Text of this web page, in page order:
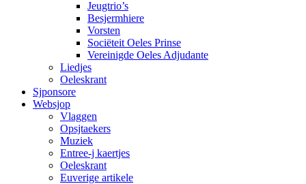
Jeugtrio’s
Besjermhiere
Vorsten
Sociëteit Oeles Prinse
Vereinigde Oeles Adjudante
Liedjes
Oeleskrant
Sjponsore
Websjop
Vlaggen
Opsjtaekers
Muziek
Entree-j kaertjes
Oeleskrant
Euverige artikele